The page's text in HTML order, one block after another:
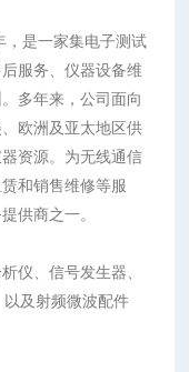
，是一家集电子测试
服务、仪器设备维
多年来，公司面向
欧洲及亚太地区供
资源。为无线通信
和销售维修等服
供商之一。
仪、信号发生器、
及射频微波配件